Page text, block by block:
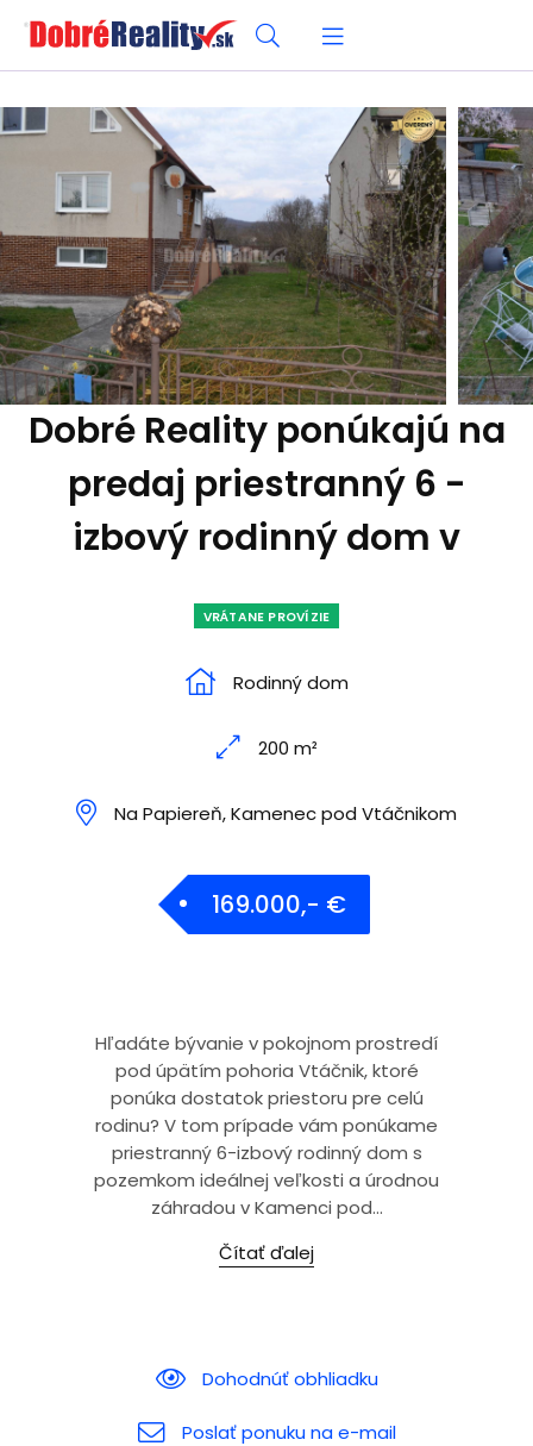
Dobré Reality ponúkajú na
predaj priestranný 6 -
izbový rodinný dom v
VRÁTANE PROVÍZIE
Rodinný dom
200 m²
Na Papiereň, Kamenec pod Vtáčnikom
169.000,- €
Hľadáte bývanie v pokojnom prostredí
pod úpätím pohoria Vtáčnik, ktoré
ponúka dostatok priestoru pre celú
rodinu? V tom prípade vám ponúkame
priestranný 6-izbový rodinný dom s
pozemkom ideálnej veľkosti a úrodnou
záhradou v Kamenci pod...
Čítať ďalej
Dohodnúť obhliadku
Poslať ponuku na e-mail